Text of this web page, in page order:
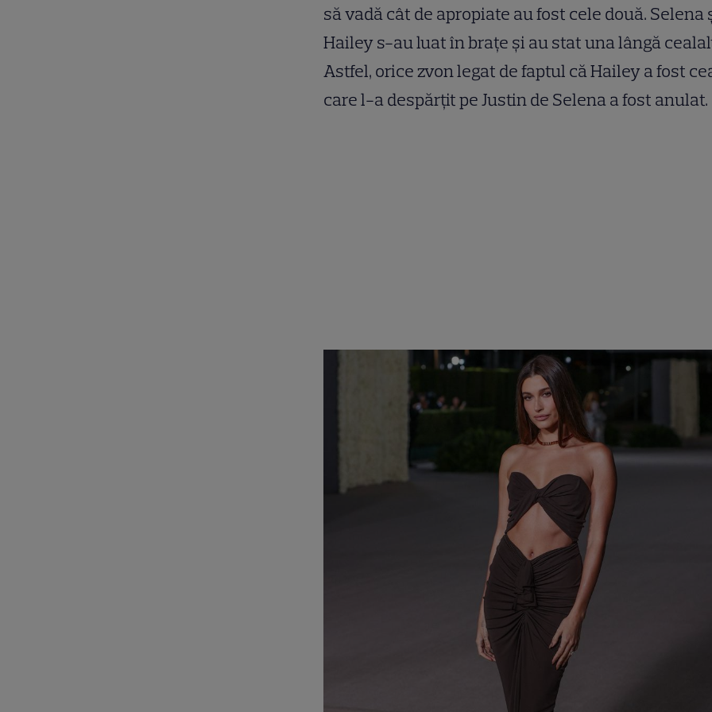
să vadă cât de apropiate au fost cele două. Selena
Hailey s-au luat în brațe și au stat una lângă
Astfel, orice zvon legat de faptul că Hailey a fost
care l-a despărțit pe Justin de Selena a fost anulat.